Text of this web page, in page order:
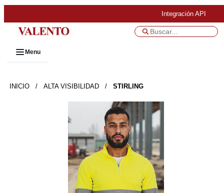
Integración API
Menu
INICIO / ALTA VISIBILIDAD / STIRLING